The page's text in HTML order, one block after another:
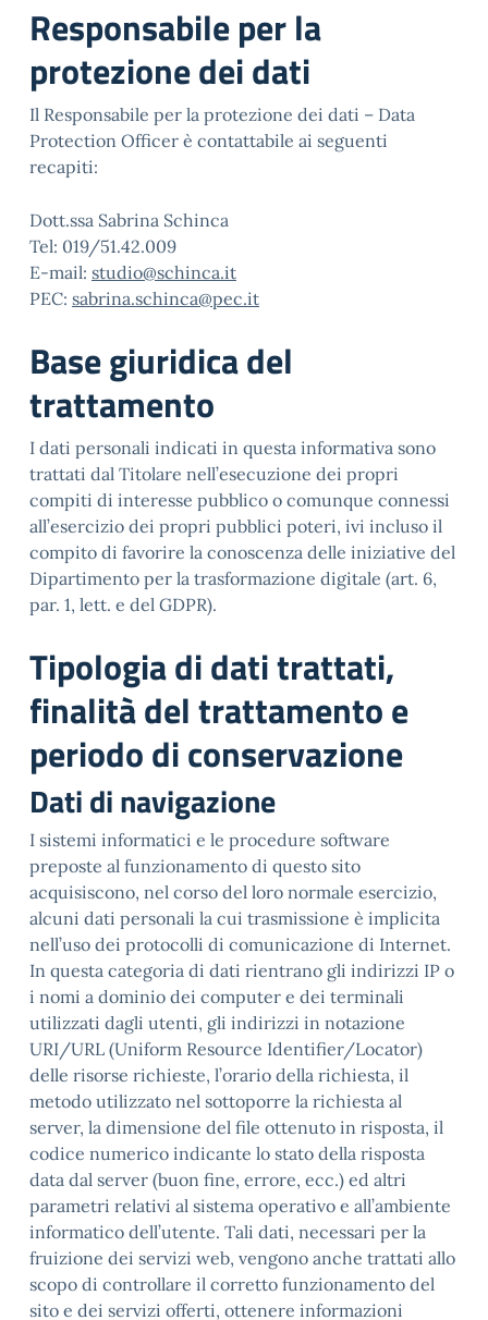
Responsabile per la
protezione dei dati
Il Responsabile per la protezione dei dati – Data
Protection Officer è contattabile ai seguenti
recapiti:
Dott.ssa Sabrina Schinca
Tel: 019/51.42.009
E-mail: studio@schinca.it
PEC: sabrina.schinca@pec.it
Base giuridica del
trattamento
I dati personali indicati in questa informativa sono
trattati dal Titolare nell’esecuzione dei propri
compiti di interesse pubblico o comunque connessi
all’esercizio dei propri pubblici poteri, ivi incluso il
compito di favorire la conoscenza delle iniziative del
Dipartimento per la trasformazione digitale (art. 6,
par. 1, lett. e del GDPR).
Tipologia di dati trattati,
finalità del trattamento e
periodo di conservazione
Dati di navigazione
I sistemi informatici e le procedure software
preposte al funzionamento di questo sito
acquisiscono, nel corso del loro normale esercizio,
alcuni dati personali la cui trasmissione è implicita
nell’uso dei protocolli di comunicazione di Internet.
In questa categoria di dati rientrano gli indirizzi IP o
i nomi a dominio dei computer e dei terminali
utilizzati dagli utenti, gli indirizzi in notazione
URI/URL (Uniform Resource Identifier/Locator)
delle risorse richieste, l’orario della richiesta, il
metodo utilizzato nel sottoporre la richiesta al
server, la dimensione del file ottenuto in risposta, il
codice numerico indicante lo stato della risposta
data dal server (buon fine, errore, ecc.) ed altri
parametri relativi al sistema operativo e all’ambiente
informatico dell’utente. Tali dati, necessari per la
fruizione dei servizi web, vengono anche trattati allo
scopo di controllare il corretto funzionamento del
sito e dei servizi offerti, ottenere informazioni